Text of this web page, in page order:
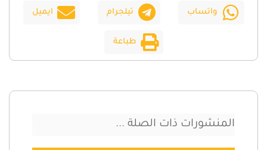
واتساب تيلجرام ايميل
طباعة
المنشورات ذات الصلة ...